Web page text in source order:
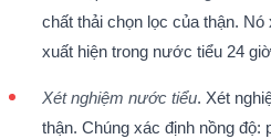
chất thải chọn lọc của thận.
xuất hiện trong nước tiểu 24
Xét nghiệm nước tiểu. Xét
thận. Chúng xác định nồng độ: